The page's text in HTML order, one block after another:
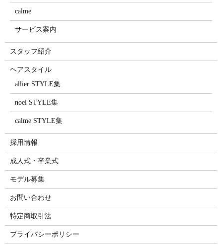
calme
サービス案内
スタッフ紹介
ヘアスタイル
allier STYLE集
noel STYLE集
calme STYLE集
採用情報
成人式・卒業式
モデル募集
お問い合わせ
特定商取引法
プライバシーポリシー